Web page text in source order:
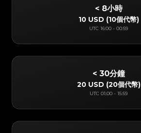
< 8小時
10 USD (10個代幣)
UTC 16:00 - 00:59
< 30分鐘
20 USD (20個代幣)
UTC 01:00 - 15:59